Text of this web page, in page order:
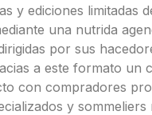
y ediciones limitadas
una nutrida
por sus
a este formato un
con compradores
y